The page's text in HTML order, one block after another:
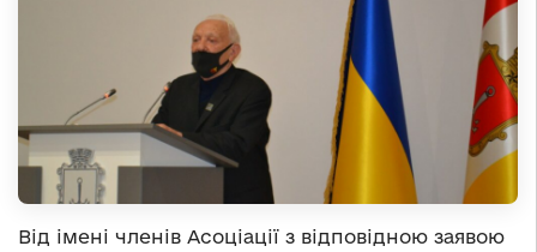
Від імені членів Асоціації з відповідною заявою